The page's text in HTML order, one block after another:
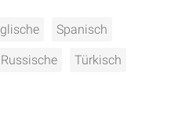
Spanisch
Russische Türkisch